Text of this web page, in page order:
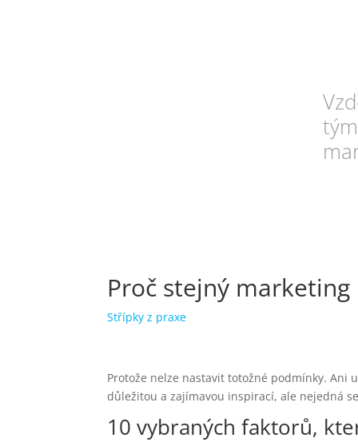
Proč stejný
Střípky z praxe
Protože nelze nastavit totožné podmínky. Ani
důležitou a zajímavou inspirací, ale nejedná
10 vybraných faktorů,